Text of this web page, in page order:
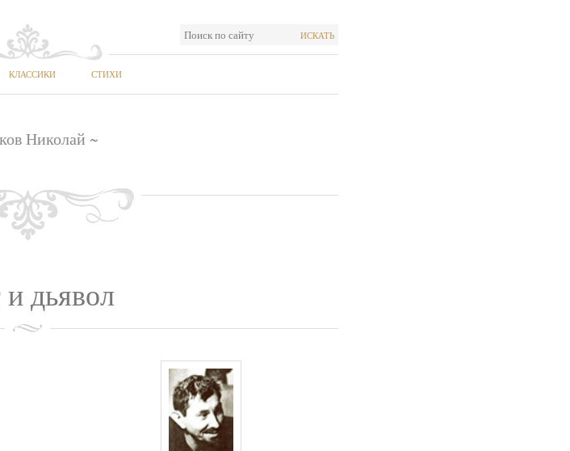
ИСКАТЬ
КЛАССИКИ СТИХИ
Николай ~
дьявол